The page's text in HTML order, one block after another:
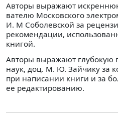
Авторы выражают
вателю Московского
И. М Соболевской за
рекомен­дации,
книгой.
Авторы выражают глубокую
наук, доц. М. Ю. Зайчику за
при написании книги и за
ее ре­дактированию.